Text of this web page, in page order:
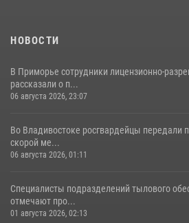
НОВОСТИ
В Приморье сотрудники лицензионно-
рассказали о п...
06 августа 2026, 23:07
Во Владивостоке росгвардейцы передали
скорой ме...
06 августа 2026, 01:11
Специалисты подразделений тылового
отмечают про...
01 августа 2026, 02:13